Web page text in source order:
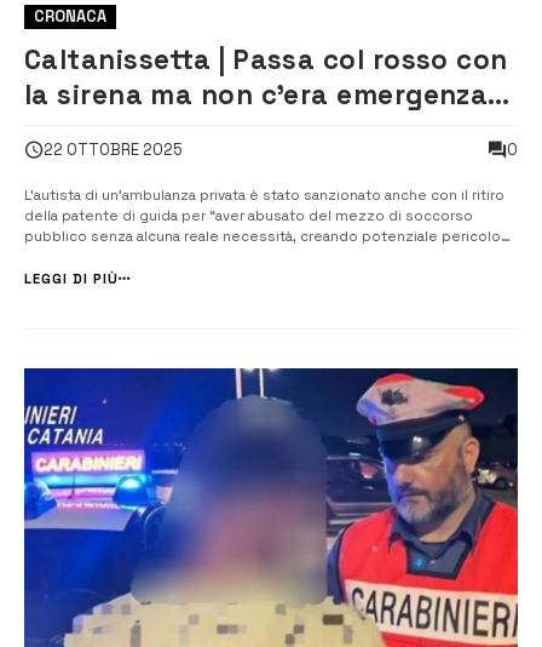
CRONACA
Caltanissetta | Passa col rosso con
la sirena ma non c’era emergenza:
autista di ambulanza
22 OTTOBRE 2025 0
L’autista di un’ambulanza privata è stato sanzionato anche con il ritiro
della patente di guida per “aver abusato del mezzo di soccorso
pubblico senza alcuna reale necessità, creando potenziale pericolo
pazienti e ha azionato la sirena e il lampeggiante sorpassando una
LEGGI DI PIÙ